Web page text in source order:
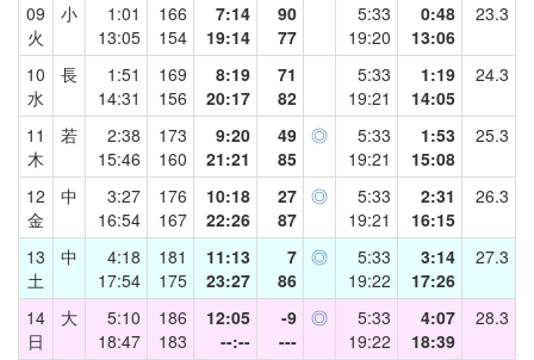
09
火
小
1:01
13:05
166
154
7:14
19:14
90
77
5:33
19:20
0:48
13:06
23.3
10
水
長
1:51
14:31
169
156
8:19
20:17
71
82
5:33
19:21
1:19
14:05
24.3
11
木
若
2:38
15:46
173
160
9:20
21:21
49
85
◎
5:33
19:21
1:53
15:08
25.3
12
金
中
3:27
16:54
176
167
10:18
22:26
27
87
◎
5:33
19:21
2:31
16:15
26.3
13
土
中
4:18
17:54
181
175
11:13
23:27
7
86
◎
5:33
19:22
3:14
17:26
27.3
14
日
大
5:10
18:47
186
183
12:05
--:--
-9
---
◎
5:33
19:22
4:07
18:39
28.3